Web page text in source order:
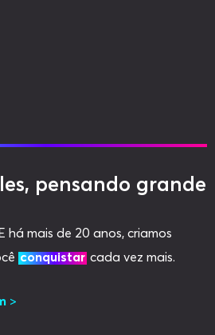
pensando grande
há mais de 20 anos, criamos
conquistar cada vez mais.
>